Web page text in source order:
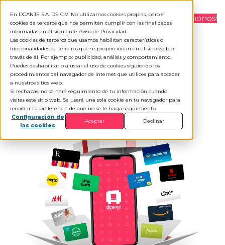
En DCANJE S.A. DE C.V. No utilizamos cookies propias, pero sí
cookies de terceros que nos permiten cumplir con las finalidades
informadas en el siguiente Aviso de Privacidad.
Las cookies de terceros que usamos habilitan características o
funcionalidades de terceros que se proporcionan en el sitio web o
través de él. Por ejemplo: publicidad, análisis y comportamiento.
Puedes deshabilitar o ajustar el uso de cookies siguiendo los
procedimientos del navegador de internet que utilices para acceder
a nuestros sitios web.
Si rechazas, no se hará seguimiento de tu información cuando
visites este sitio web. Se usará una sola cookie en tu navegador para
recordar tu preferencia de que no se te haga seguimiento.
Configuración de
las cookies
Aceptar Declinar
¡Reunamonos!
ConDcanjeIncentiva